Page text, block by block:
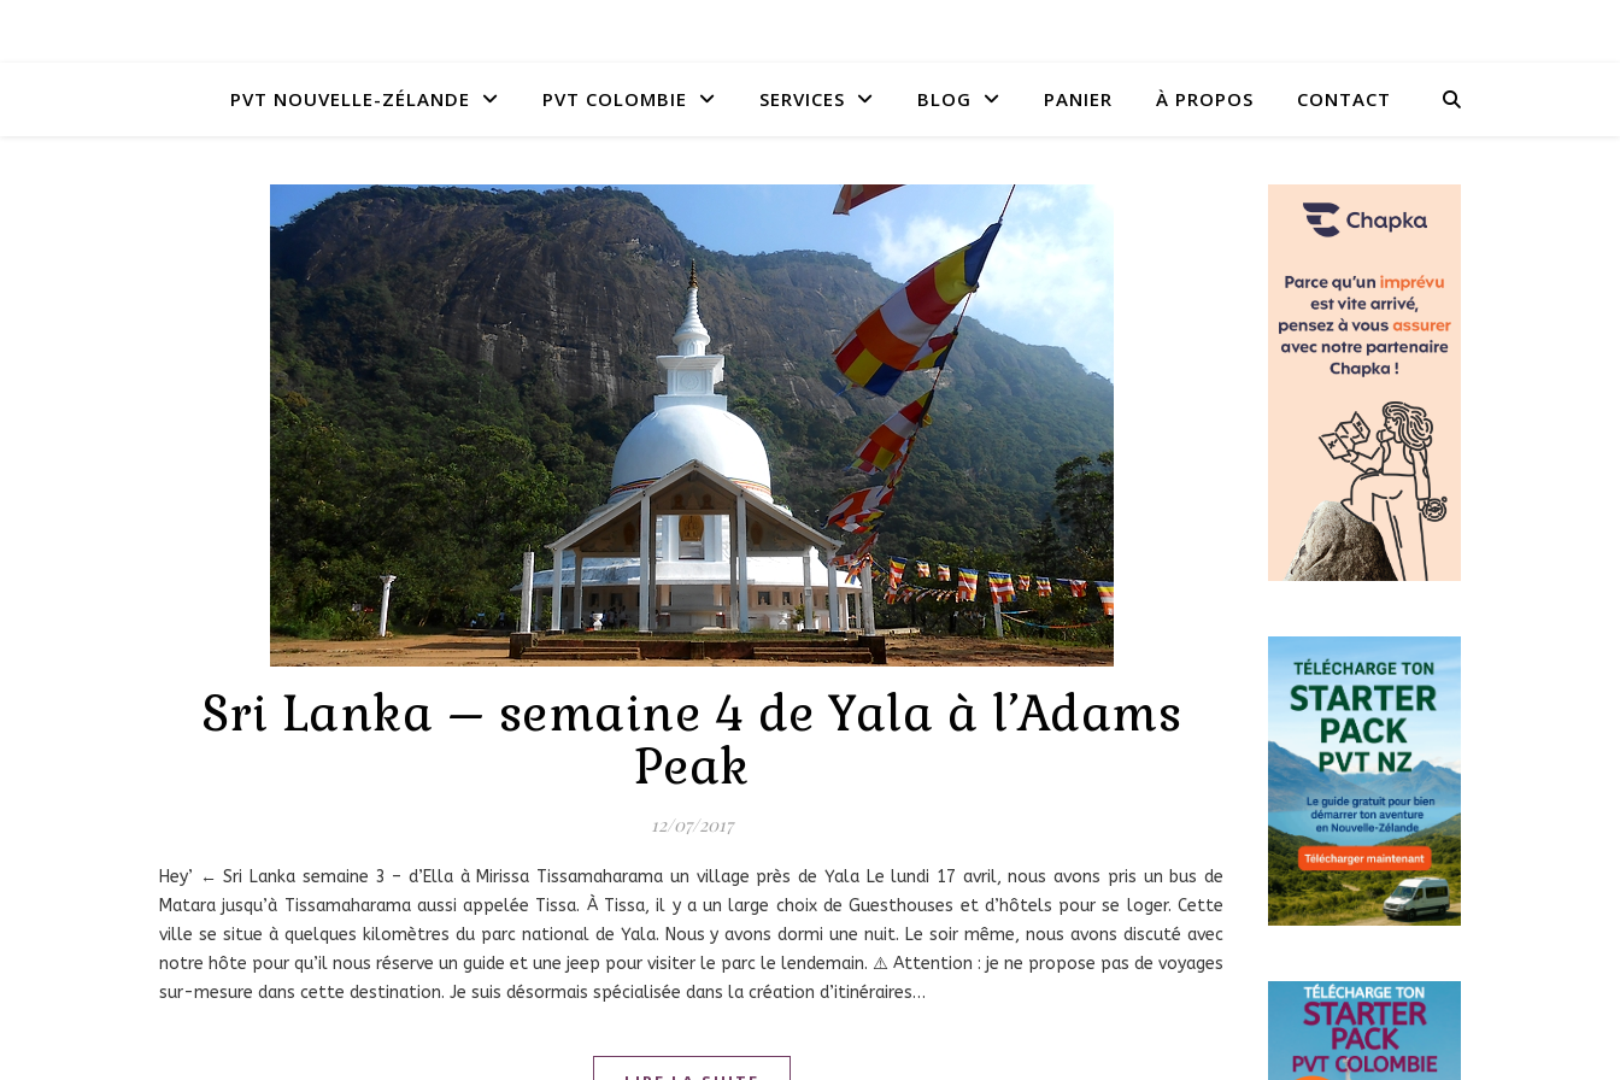
PVT NOUVELLE-ZÉLANDE PVT COLOMBIE SERVICES BLOG PANIER À PROPOS CONTACT
Sri Lanka – semaine 4 de Yala à l’Adams
Peak
12/07/2017
Hey’ ← Sri Lanka semaine 3 – d’Ella à Mirissa Tissamaharama un village près de Yala Le lundi 17 avril, nous avons pris un bus de
Matara jusqu’à Tissamaharama aussi appelée Tissa. À Tissa, il y a un large choix de Guesthouses et d’hôtels pour se loger. Cette
ville se situe à quelques kilomètres du parc national de Yala. Nous y avons dormi une nuit. Le soir même, nous avons discuté avec
notre hôte pour qu’il nous réserve un guide et une jeep pour visiter le parc le lendemain. ⚠️ Attention : je ne propose pas de voyages
sur-mesure dans cette destination. Je suis désormais spécialisée dans la création d’itinéraires…